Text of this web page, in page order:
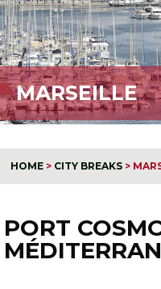
MARSEILLE
HOME > CITY BREAKS >
PORT